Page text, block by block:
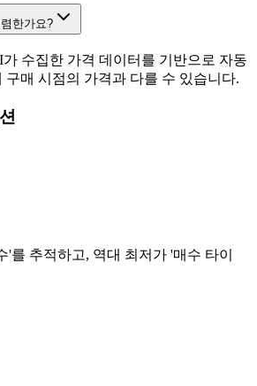
한가요?
수집한 가격 데이터를 기반으로 자동
구매 시점의 가격과 다를 수 있습니다.
'를 추적하고, 역대 최저가 '매수 타이